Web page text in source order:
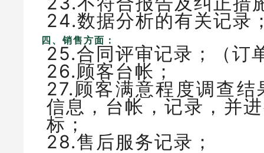
24.数据分析的有关记
四、销售方面：
25.合同评审记录；（
26.顾客台帐；
27.顾客满意程度调查
信息，台帐，记录，并
标；
28.售后服务记录；